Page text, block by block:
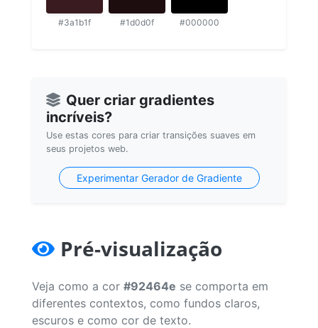
#3a1b1f #1d0d0f #000000
Quer criar gradientes
incríveis?
Use estas cores para criar transições suaves em
seus projetos web.
Experimentar Gerador de Gradiente
Pré-visualização
Veja como a cor #92464e se comporta em
diferentes contextos, como fundos claros,
escuros e como cor de texto.